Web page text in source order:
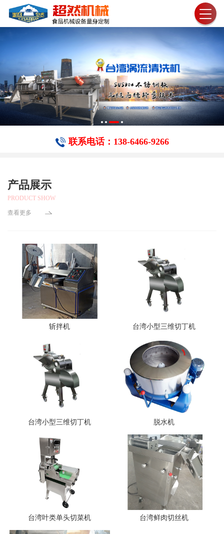
联系电话：138-6466-​9266
产品展示
PRODUCT SHOW
查看更多
斩拌机 台湾小型三维切丁机
台湾小型三维切丁机 脱水机
台湾叶类单头切菜机 台湾鲜肉切丝机